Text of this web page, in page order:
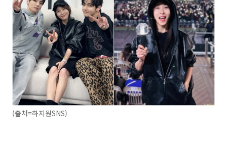
(출처=하지원SNS)